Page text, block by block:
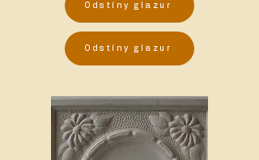
Odstíny glazur
Odstíny glazur